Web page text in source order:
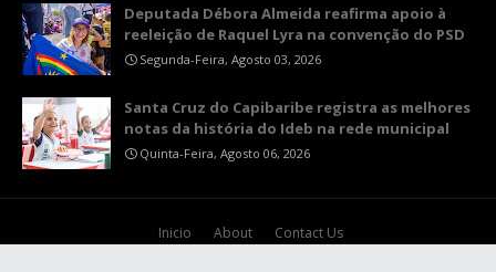
Deputada Débora Almeida reafirma apoio à
reeleição de Raquel Lyra na convenção do PSD
Segunda-Feira, Agosto 03, 2026
Santa Cruz do Capibaribe registra as melhores
notas da história do Ideb na rede municipal
Quinta-Feira, Agosto 06, 2026
Inicio About
Contact Us